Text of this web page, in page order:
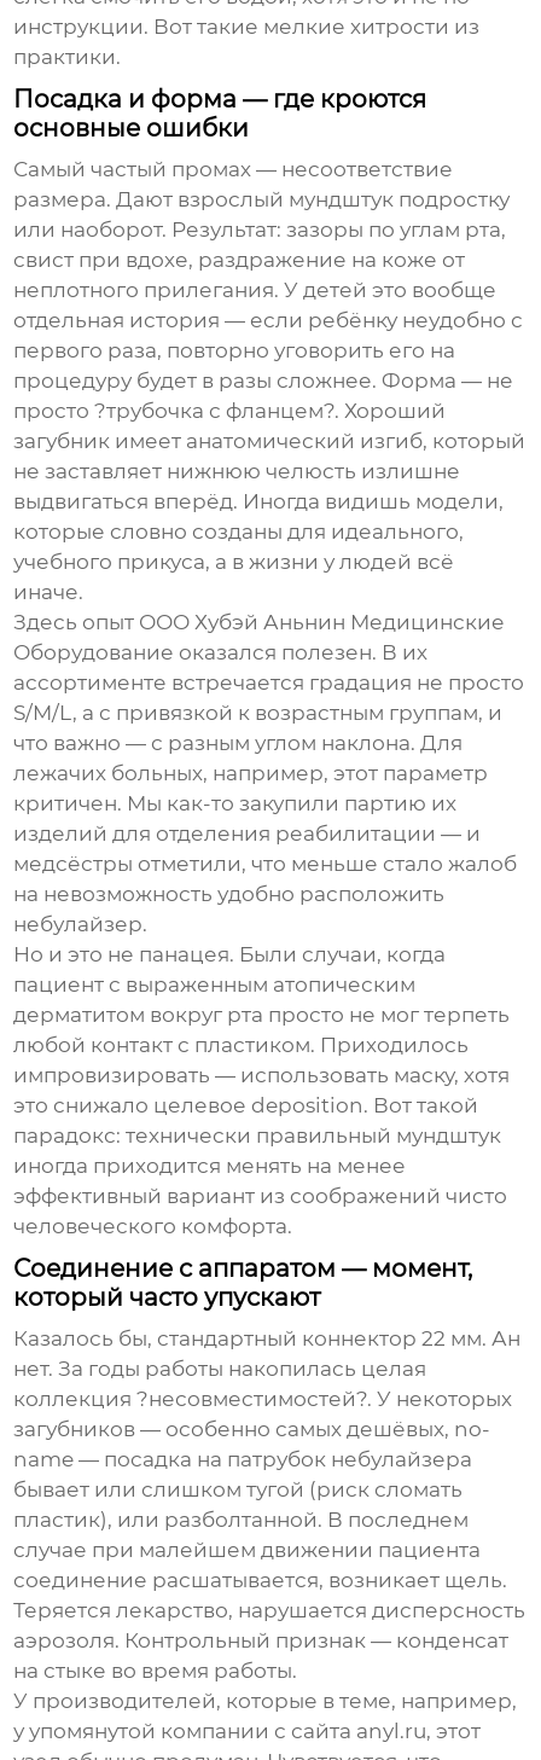
инструкции. Вот такие мелкие хитрости из
практики.
Посадка и форма — где кроются
основные ошибки
Самый частый промах — несоответствие
размера. Дают взрослый мундштук подростку
или наоборот. Результат: зазоры по углам рта,
свист при вдохе, раздражение на коже от
неплотного прилегания. У детей это вообще
отдельная история — если ребёнку неудобно с
первого раза, повторно уговорить его на
процедуру будет в разы сложнее. Форма — не
просто ?трубочка с фланцем?. Хороший
загубник имеет анатомический изгиб, который
не заставляет нижнюю челюсть излишне
выдвигаться вперёд. Иногда видишь модели,
которые словно созданы для идеального,
учебного прикуса, а в жизни у людей всё
иначе.
Здесь опыт ООО Хубэй Аньнин Медицинские
Оборудование оказался полезен. В их
ассортименте встречается градация не просто
S/M/L, а с привязкой к возрастным группам, и
что важно — с разным углом наклона. Для
лежачих больных, например, этот параметр
критичен. Мы как-то закупили партию их
изделий для отделения реабилитации — и
медсёстры отметили, что меньше стало жалоб
на невозможность удобно расположить
небулайзер.
Но и это не панацея. Были случаи, когда
пациент с выраженным атопическим
дерматитом вокруг рта просто не мог терпеть
любой контакт с пластиком. Приходилось
импровизировать — использовать маску, хотя
это снижало целевое deposition. Вот такой
парадокс: технически правильный мундштук
иногда приходится менять на менее
эффективный вариант из соображений чисто
человеческого комфорта.
Соединение с аппаратом — момент,
который часто упускают
Казалось бы, стандартный коннектор 22 мм. Ан
нет. За годы работы накопилась целая
коллекция ?несовместимостей?. У некоторых
загубников — особенно самых дешёвых, no-
name — посадка на патрубок небулайзера
бывает или слишком тугой (риск сломать
пластик), или разболтанной. В последнем
случае при малейшем движении пациента
соединение расшатывается, возникает щель.
Теряется лекарство, нарушается дисперсность
аэрозоля. Контрольный признак — конденсат
на стыке во время работы.
У производителей, которые в теме, например,
у упомянутой компании с сайта anyl.ru, этот